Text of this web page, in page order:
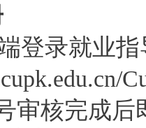
登录就业
审核完成